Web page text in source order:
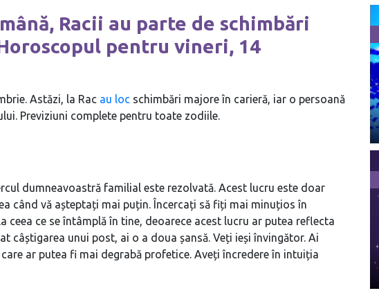
Racii au parte de schimbări
pentru vineri, 14
Astăzi, la Rac au loc schimbări majore în carieră, iar o persoană
Previziuni complete pentru toate zodiile.
dumneavoastră familial este rezolvată. Acest lucru este doar
când vă așteptați mai puțin. Încercați să fiți mai minuțios în
ceea ce se întâmplă în tine, deoarece acest lucru ar putea reflecta
câștigarea unui post, ai o a doua șansă. Veți ieși învingător. Ai
ar putea fi mai degrabă profetice. Aveți încredere în intuiția